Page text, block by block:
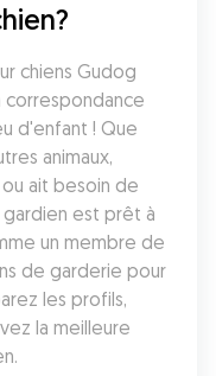
chiens Gudog
correspondance
d'enfant ! Que
animaux,
ait besoin de
gardien est prêt à
un membre de
de garderie pour
les profils,
la meilleure